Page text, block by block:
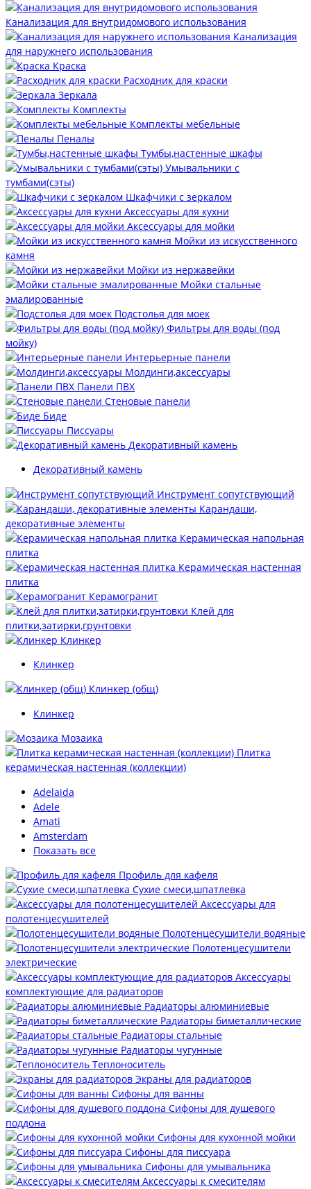
Канализация для внутридомового использования
Канализация
для наружнего использования
Краска
Расходник для краски
Зеркала
Комплекты
Комплекты мебельные
Пеналы
Тумбы,настенные шкафы
Умывальники с
тумбами(сэты)
Шкафчики с зеркалом
Аксессуары для кухни
Аксессуары для мойки
Мойки из искусственного
камня
Мойки из нержавейки
Мойки стальные
эмалированные
Подстолья для моек
Фильтры для воды (под
мойку)
Интерьерные панели
Молдинги,аксессуары
Панели ПВХ
Стеновые панели
Биде
Писсуары
Декоративный камень
Декоративный камень
Инструмент сопутствующий
Карандаши,
декоративные элементы
Керамическая напольная
плитка
Керамическая настенная
плитка
Керамогранит
Клей для
плитки,затирки,грунтовки
Клинкер
Клинкер
Клинкер (общ)
Клинкер
Мозаика
Плитка
керамическая настенная (коллекции)
Adelaida
Adele
Amati
Amsterdam
Показать все
Профиль для кафеля
Сухие смеси,шпатлевка
Аксессуары для
полотенцесушителей
Полотенцесушители водяные
Полотенцесушители
электрические
Аксессуары
комплектующие для радиаторов
Радиаторы алюминиевые
Радиаторы биметаллические
Радиаторы стальные
Радиаторы чугунные
Теплоноситель
Экраны для радиаторов
Сифоны для ванны
Сифоны для душевого
поддона
Сифоны для кухонной мойки
Сифоны для писсуара
Сифоны для умывальника
Аксессуары к смесителям